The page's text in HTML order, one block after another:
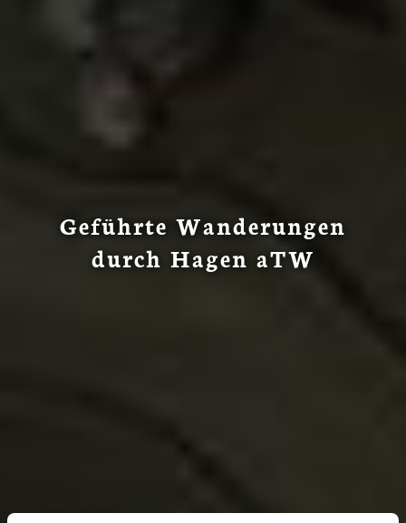
Geführte Wanderungen
durch Hagen aTW